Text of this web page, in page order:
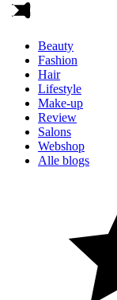
Beauty
Fashion
Hair
Lifestyle
Make-up
Review
Salons
Webshop
Alle blogs